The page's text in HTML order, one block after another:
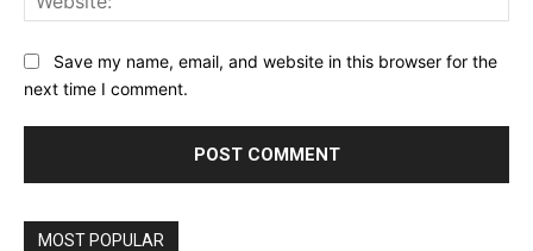
Save my name, email, and website in this browser for the
next time I comment.
MOST POPULAR